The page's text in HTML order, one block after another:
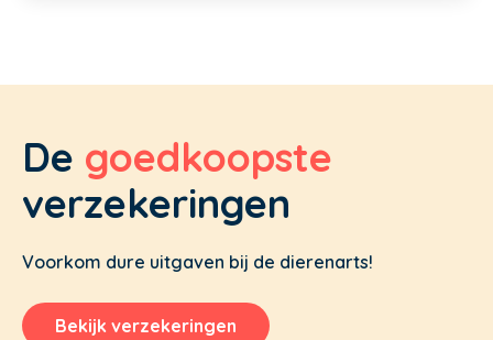
De goedkoopste
verzekeringen
Voorkom dure uitgaven bij de dierenarts!
Bekijk verzekeringen